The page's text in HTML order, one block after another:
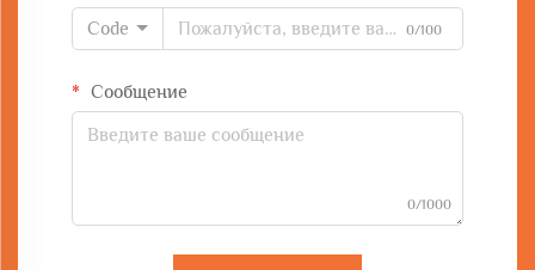
Code
0/100
Сообщение
0/1000